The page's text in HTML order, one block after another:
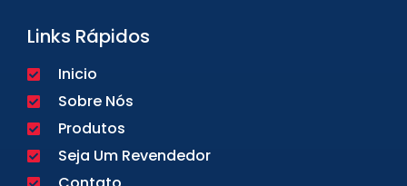
Links Rápidos
Inicio
Sobre Nós
Produtos
Seja Um Revendedor